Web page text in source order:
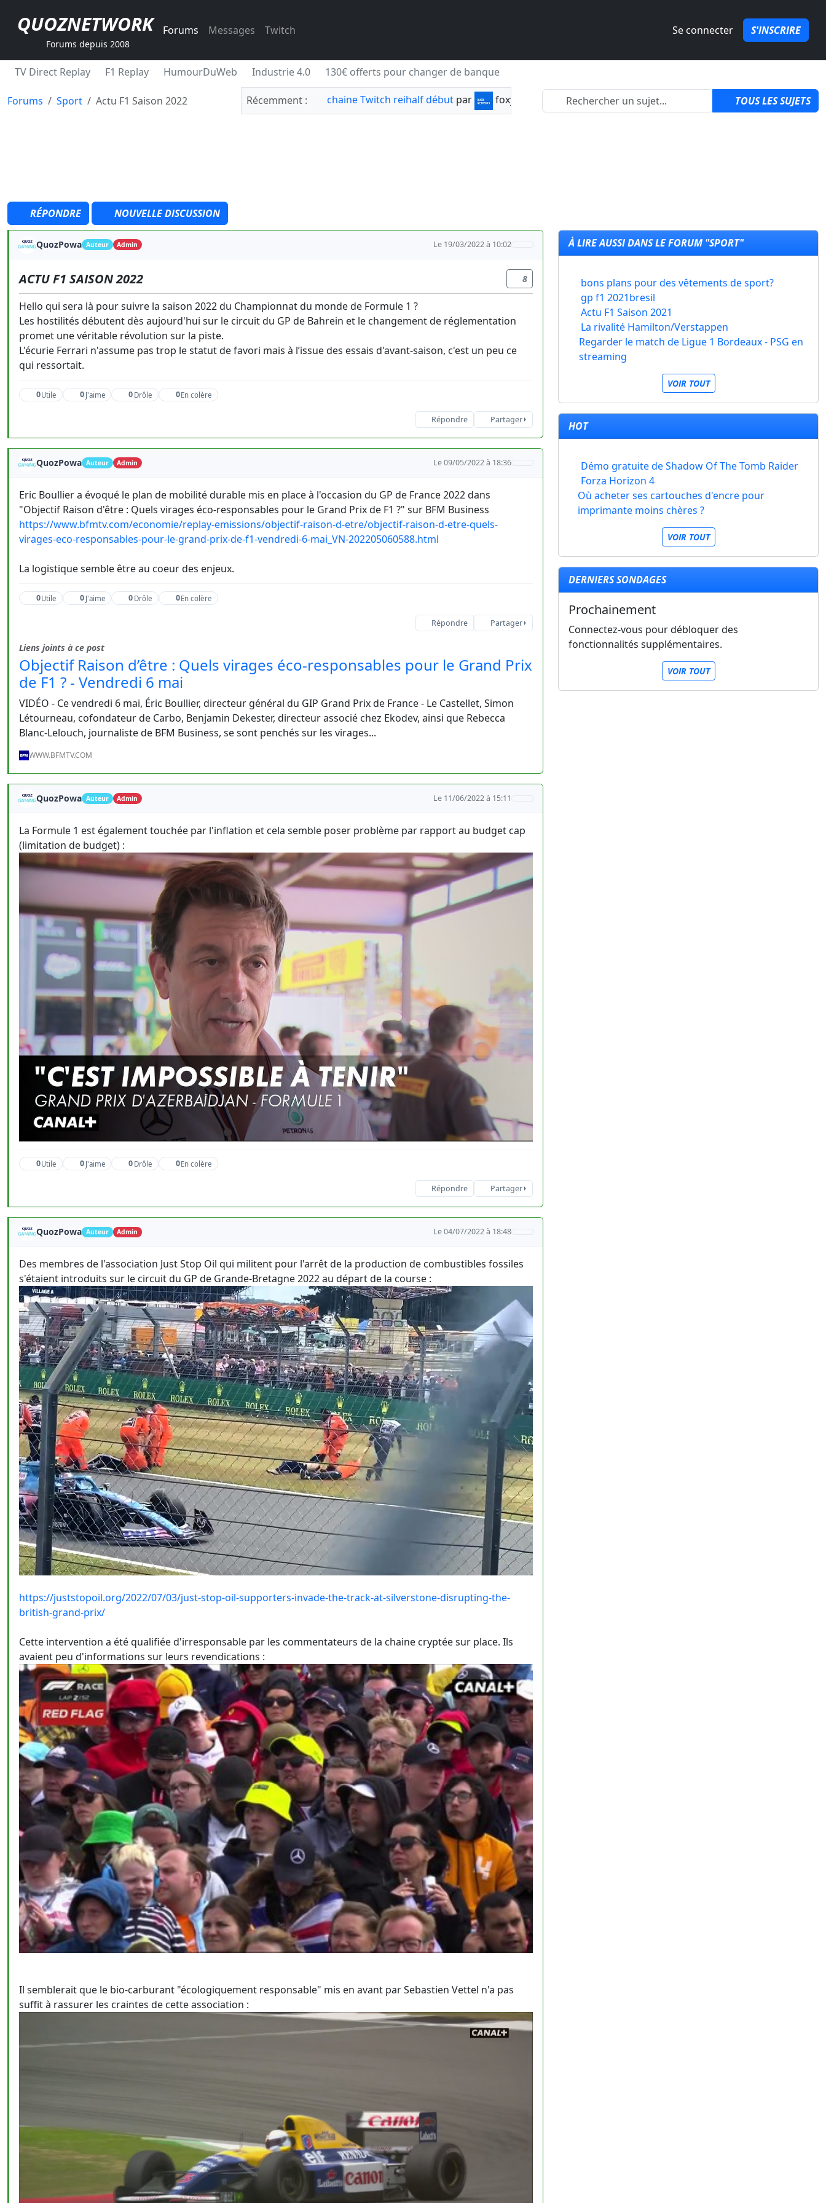
QUOZNETWORK
Forums depuis 2008
Forums Messages Twitch Se connecter S'INSCRIRE
TV Direct Replay F1 Replay HumourDuWeb Industrie 4.0 130€ offerts pour changer de banque
Forums Sport Actu F1 Saison 2022 Récemment : chaine Twitch reihalf début par foxylabnyy 2 TOUS LES SUJETS
RÉPONDRE NOUVELLE DISCUSSION
QuozPowa Auteur Admin Le 19/03/2022 à 10:02
ACTU F1 SAISON 2022 8
Hello qui sera là pour suivre la saison 2022 du Championnat du monde de Formule 1 ?
Les hostilités débutent dès aujourd'hui sur le circuit du GP de Bahrein et le changement de réglementation
promet une véritable révolution sur la piste.
L'écurie Ferrari n'assume pas trop le statut de favori mais à l’issue des essais d'avant-saison, c'est un peu ce
qui ressortait.
0Utile 0 J'aime 0 Drôle 0En colère
Répondre Partager
QuozPowa Auteur Admin Le 09/05/2022 à 18:36
Eric Boullier a évoqué le plan de mobilité durable mis en place à l'occasion du GP de France 2022 dans
"Objectif Raison d'être : Quels virages éco-responsables pour le Grand Prix de F1 ?" sur BFM Business
https://www.bfmtv.com/economie/replay-emissions/objectif-raison-d-etre/objectif-raison-d-etre-quels-
virages-eco-responsables-pour-le-grand-prix-de-f1-vendredi-6-mai_VN-202205060588.html
La logistique semble être au coeur des enjeux.
0Utile 0 J'aime 0 Drôle 0En colère
Répondre Partager
Liens joints à ce post
Objectif Raison d’être : Quels virages éco-responsables pour le Grand Prix
de F1 ? - Vendredi 6 mai
VIDÉO - Ce vendredi 6 mai, Éric Boullier, directeur général du GIP Grand Prix de France - Le Castellet, Simon
Létourneau, cofondateur de Carbo, Benjamin Dekester, directeur associé chez Ekodev, ainsi que Rebecca
Blanc-Lelouch, journaliste de BFM Business, se sont penchés sur les virages...
WWW.BFMTV.COM
QuozPowa Auteur Admin Le 11/06/2022 à 15:11
La Formule 1 est également touchée par l'inflation et cela semble poser problème par rapport au budget cap
(limitation de budget) :
0Utile 0 J'aime 0 Drôle 0En colère
Répondre Partager
QuozPowa Auteur Admin Le 04/07/2022 à 18:48
Des membres de l'association Just Stop Oil qui militent pour l'arrêt de la production de combustibles fossiles
s'étaient introduits sur le circuit du GP de Grande-Bretagne 2022 au départ de la course :
https://juststopoil.org/2022/07/03/just-stop-oil-supporters-invade-the-track-at-silverstone-disrupting-the-
british-grand-prix/
Cette intervention a été qualifiée d'irresponsable par les commentateurs de la chaine cryptée sur place. Ils
avaient peu d'informations sur leurs revendications :
Il semblerait que le bio-carburant "écologiquement responsable" mis en avant par Sebastien Vettel n'a pas
suffit à rassurer les craintes de cette association :
À LIRE AUSSI DANS LE FORUM "SPORT"
bons plans pour des vêtements de sport?
gp f1 2021bresil
Actu F1 Saison 2021
La rivalité Hamilton/Verstappen
Regarder le match de Ligue 1 Bordeaux - PSG en
streaming
VOIR TOUT
HOT
Démo gratuite de Shadow Of The Tomb Raider
Forza Horizon 4
Où acheter ses cartouches d'encre pour
imprimante moins chères ?
VOIR TOUT
DERNIERS SONDAGES
Prochainement
Connectez-vous pour débloquer des
fonctionnalités supplémentaires.
VOIR TOUT